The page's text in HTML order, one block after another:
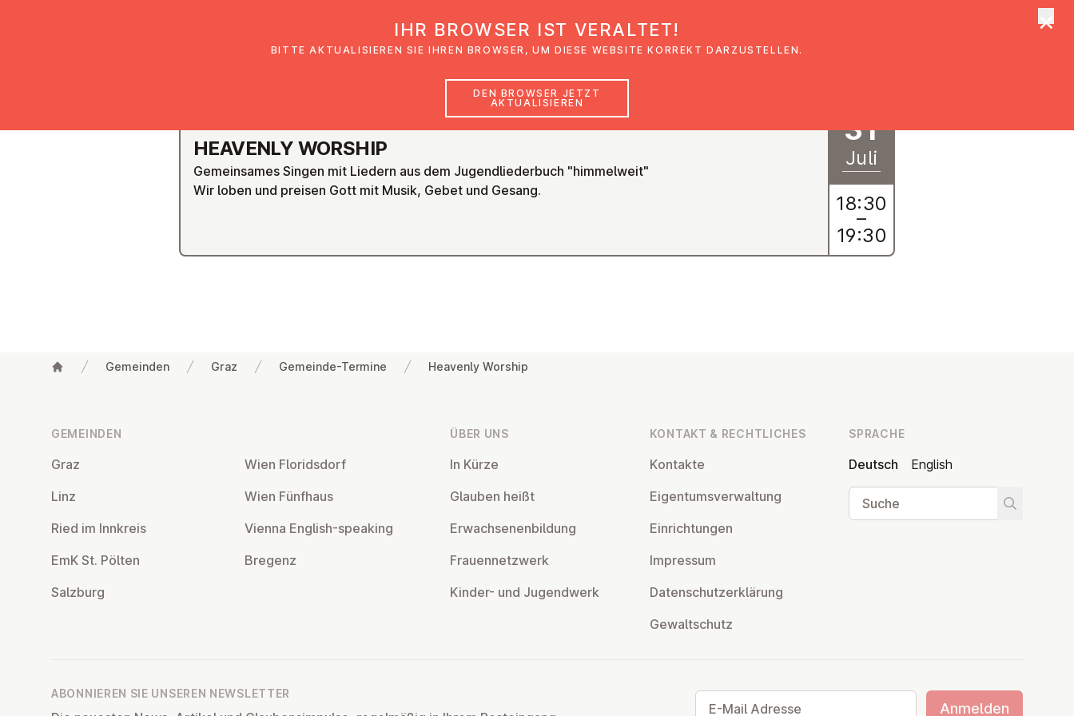
Glaubensimpulse News Veranstaltungen
HEAVENLY WORSHIP
Gemeinsames Singen mit Liedern aus dem Jugendliederbuch "himmelweit"
Wir loben und preisen Gott mit Musik, Gebet und Gesang.
31
Juli
18:30
–
19:30
Gemeinden Graz Gemeinde-Termine Heavenly Worship
GEMEINDEN
Graz
Linz
Ried im Innkreis
EmK St. Pölten
Salzburg
Wien Flo­rids­dorf
Wien Fünfhaus
Vienna English-speaking
Bregenz
ÜBER UNS
In Kürze
Glauben heißt
Er­wach­se­nen­bil­dung
Frau­en­netz­werk
Kinder- und Ju­gend­werk
KONTAKT & RECHT­LI­CHES
Kontakte
Ei­gen­tums­ver­wal­tung
Ein­rich­tun­gen
Impressum
Da­ten­schutz­er­klä­rung
Ge­walt­schutz
SPRACHE
Deutsch
English
Suche
Suche
ABONNIEREN SIE UNSEREN NEWSLETTER
Anmelden
IHR BROWSER IST VERALTET!
BITTE AKTUALISIEREN SIE IHREN BROWSER, UM DIESE WEBSITE KORREKT DARZUSTELLEN.
DEN BROWSER JETZT
AKTUALISIEREN
×